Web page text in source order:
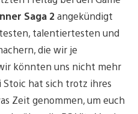
Saga 2angekündigt
talentiertesten und
die wir je
könnten uns nicht mehr
Stoic hat sich trotz ihres
Zeit genommen, um euch